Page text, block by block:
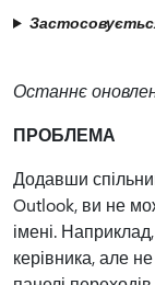
Останнє
ПРОБЛЕМА
Додавши
Outlook, ви не
імені.
керівника, але